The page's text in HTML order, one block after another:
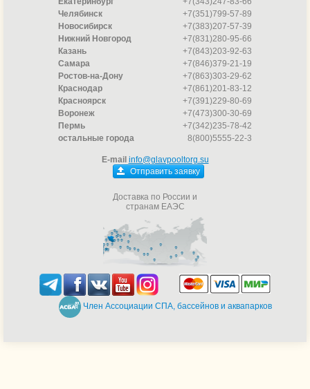
Челябинск
+7(351)799-57-89
Новосибирск
+7(383)207-57-39
Нижний Новгород
+7(831)280-95-66
Казань
+7(843)203-92-63
Самара
+7(846)379-21-19
Ростов-на-Дону
+7(863)303-29-62
Краснодар
+7(861)201-83-12
Красноярск
+7(391)229-80-69
Воронеж
+7(473)300-30-69
Пермь
+7(342)235-78-42
остальные города
8(800)5555-22-3
E-mail info@glavpooltorg.su
Отправить заявку
Доставка по России и
странам ЕАЭС
Член Ассоциации СПА, бассейнов и аквапарков